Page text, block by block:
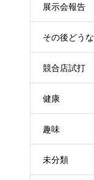
展示会報告
その後どう
競合店試打
健康
趣味
未分類